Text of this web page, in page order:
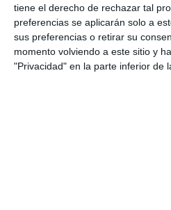
tiene el derecho de rechazar tal
preferencias se aplicarán solo a
sus preferencias o retirar su
momento volviendo a este sitio y
"Privacidad" en la parte inferior de